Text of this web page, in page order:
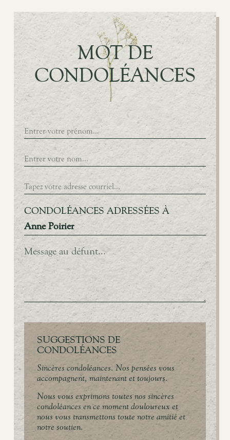
MOT DE
CONDOLÉANCES
CONDOLÉANCES ADRESSÉES À
Anne Poirier
SUGGESTIONS DE
CONDOLÉANCES
Sincères condoléances. Nos pensées vous
accompagnent, maintenant et toujours.
Nous vous exprimons toutes nos sincères
condoléances en ce moment douloureux et
nous vous transmettons toute notre amitié et
notre soutien.